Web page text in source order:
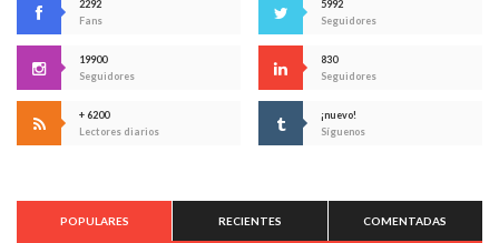
2292
Fans
5992
Seguidores
19900
Seguidores
830
Seguidores
+ 6200
Lectores diarios
¡nuevo!
Síguenos
POPULARES RECIENTES COMENTADAS